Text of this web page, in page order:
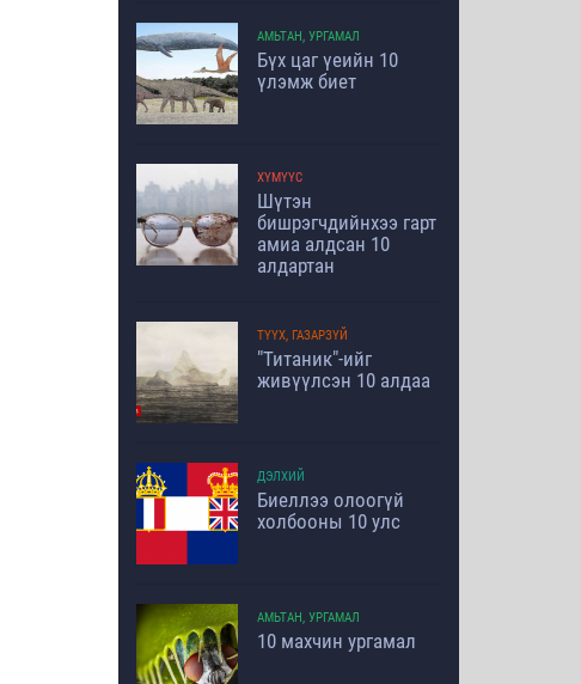
АМЬТАН, УРГАМАЛ
Бүх цаг үеийн 10
үлэмж биет
ХҮМҮҮС
Шүтэн
бишрэгчдийнхээ гарт
амиа алдсан 10
алдартан
ТҮҮХ, ГАЗАРЗҮЙ
"Титаник"-ийг
живүүлсэн 10 алдаа
ДЭЛХИЙ
Биеллээ олоогүй
холбооны 10 улс
АМЬТАН, УРГАМАЛ
10 махчин ургамал